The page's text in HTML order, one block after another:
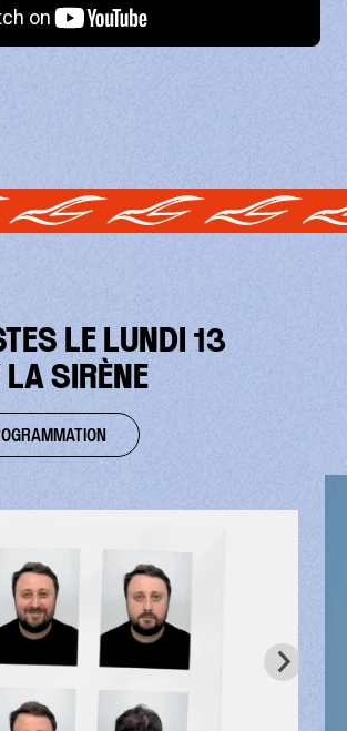
LE LUNDI 13
SIRÈNE